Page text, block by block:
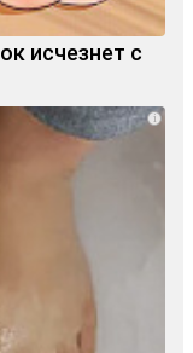
исчезнет с
i